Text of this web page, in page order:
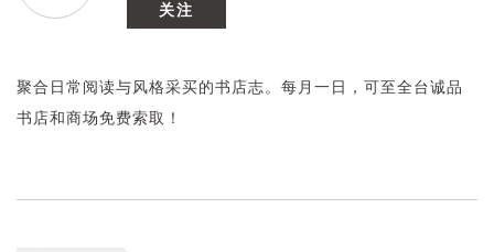
关注
聚合日常阅读与风格采买的书店志。每月一日，可至全台诚品
书店和商场免费索取！